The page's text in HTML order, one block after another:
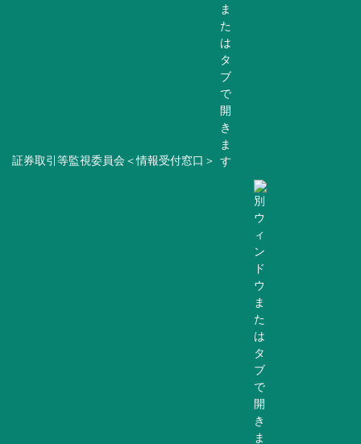
証券取引等監視委員会＜情報受付窓口＞